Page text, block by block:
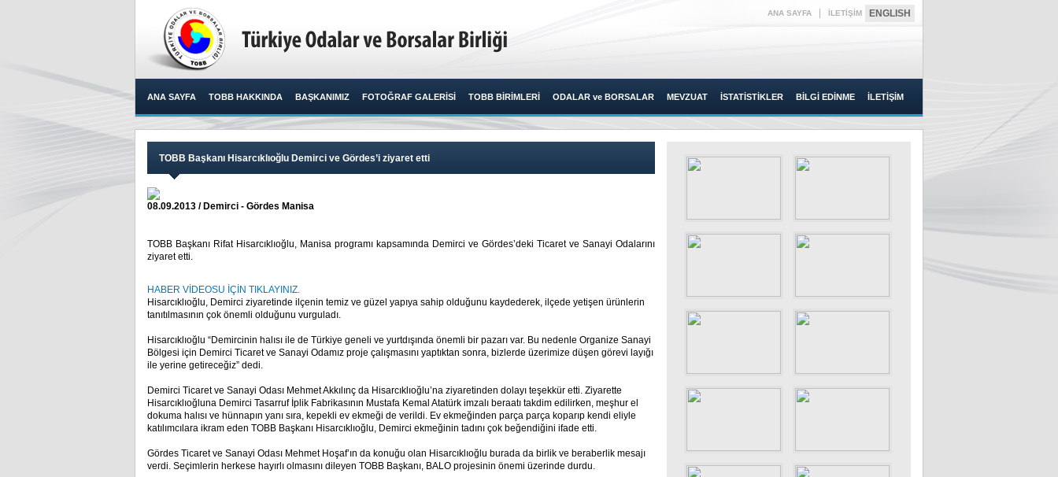
ANA SAYFA İLETİŞİM ENGLISH
ANA SAYFA TOBB HAKKINDA BAŞKANIMIZ FOTOĞRAF GALERİSİ TOBB BİRİMLERİ ODALAR ve BORSALAR MEVZUAT İSTATİSTİKLER BİLGİ EDİNME İLETİŞİM
TOBB Başkanı Hisarcıklıoğlu Demirci ve Gördes’i ziyaret etti
08.09.2013 / Demirci - Gördes Manisa
TOBB Başkanı Rifat Hisarcıklıoğlu, Manisa programı kapsamında Demirci ve Gördes’deki Ticaret ve Sanayi Odalarını
ziyaret etti.​ ​
HABER VİDEOSU İÇİN TIKLAYINIZ.
Hisarcıklıoğlu, Demirci ziyaretinde ilçenin temiz ve güzel yapıya sahip olduğunu kaydederek, ilçede yetişen ürünlerin
tanıtılmasının çok önemli olduğunu vurguladı.
Hisarcıklıoğlu “Demircinin halısı ile de Türkiye geneli ve yurtdışında önemli bir pazarı var. Bu nedenle Organize Sanayi
Bölgesi için Demirci Ticaret ve Sanayi Odamız proje çalışmasını yaptıktan sonra, bizlerde üzerimize düşen görevi layığı
ile yerine getireceğiz” dedi.
Demirci Ticaret ve Sanayi Odası Mehmet Akkılınç da Hisarcıklıoğlu’na ziyaretinden dolayı teşekkür etti. Ziyarette
Hisarcıklıoğluna Demirci Tasarruf İplik Fabrikasının Mustafa Kemal Atatürk imzalı beraatı takdim edilirken, meşhur el
dokuma halısı ve hünnapın yanı sıra, kepekli ev ekmeği de verildi. Ev ekmeğinden parça parça koparıp kendi eliyle
katılımcılara ikram eden TOBB Başkanı Hisarcıklıoğlu, Demirci ekmeğinin tadını çok beğendiğini ifade etti.
Gördes Ticaret ve Sanayi Odası Mehmet Hoşaf’ın da konuğu olan Hisarcıklıoğlu burada da birlik ve beraberlik mesajı
verdi. Seçimlerin herkese hayırlı olmasını dileyen TOBB Başkanı, BALO projesinin önemi üzerinde durdu.